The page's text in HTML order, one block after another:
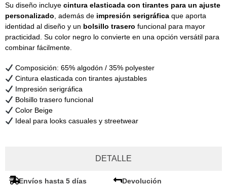
DETALLE
Su diseño incluye cintura elasticada con tirantes para un ajuste
personalizado , además de impresión serigráfica que aporta
identidad al diseño y un bolsillo trasero funcional para mayor
practicidad. Su color negro lo convierte en una opción versátil para
combinar fácilmente.
Composición: 65% algodón / 35% polyester
Cintura elasticada con tirantes ajustables
Impresión serigráfica
Bolsillo trasero funcional
Color Beige
Ideal para looks casuales y streetwear
Envíos hasta 5 días Devolución